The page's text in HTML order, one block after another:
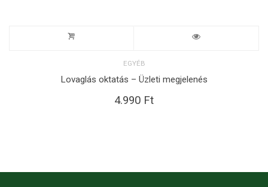
EGYÉB
Lovaglás oktatás – Üzleti megjelenés
4.990 Ft